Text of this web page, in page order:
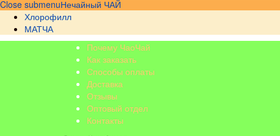
Close submenuНечайный ЧАЙ
Хлорофилл
МАТЧА
Почему ЧаоЧай
Как заказать
Способы оплаты
Доставка
Отзывы
Оптовый отдел
Контакты